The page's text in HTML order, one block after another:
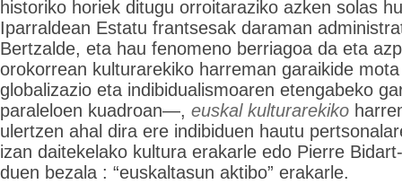
historiko horiek ditugu orroitaraziko azken solas
Iparraldean Estatu frantsesak daraman
Bertzalde, eta hau fenomeno berriagoa da eta
orokorrean kulturarekiko harreman garaikide
globalizazio eta indibidualismoaren etengabeko
paraleloen kuadroan—, euskal kulturarekiko
ulertzen ahal dira ere indibiduen hautu
izan daitekelako kultura erakarle edo Pierre
duen bezala : “euskaltasun aktibo” erakarle.